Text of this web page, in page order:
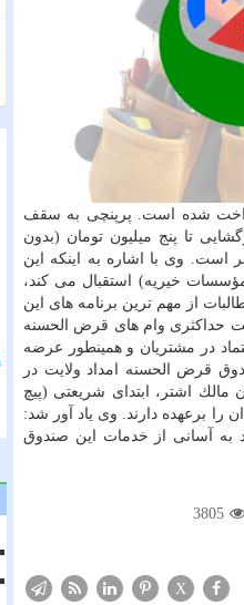
به نیازمندان پرداخت شده است. پرپنچی به سقف
تا پنج میلیون تومان (بدون
و دارای بیمه عمر است. وی با اشاره به اینكه این
خیریه) استقبال می كند،
از مهم ترین برنامه های این
حداكثری وام های قرض الحسنه
در مشتریان و همینطور عرضه
قرض الحسنه امداد ولایت در
مالك اشتر، ابتدای شریعتی (پیچ
را برعهده دارند. وی یاد آور شد:
به آسانی از خدمات این صندوق
3805
X